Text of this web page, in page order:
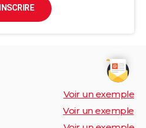
Voir un exemple
Voir un exemple